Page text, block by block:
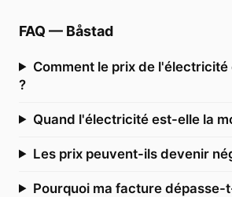
FAQ — Båstad
Comment le prix de
?
Quand l'électricité est-elle la
Les prix peuvent-ils devenir
Pourquoi ma facture dépasse-